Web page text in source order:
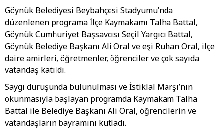
Göynük Belediyesi Beybahçesi Stadyumu’nda
düzenlenen programa İlçe Kaymakamı Talha Battal,
Göynük Cumhuriyet Başsavcısı Seçil Yargıcı Battal,
Göynük Belediye Başkanı Ali Oral ve eşi Ruhan Oral, ilçe
daire amirleri, öğretmenler, öğrenciler ve çok sayıda
vatandaş katıldı.
Saygı duruşunda bulunulması ve İstiklal Marşı’nın
okunmasıyla başlayan programda Kaymakam Talha
Battal ile Belediye Başkanı Ali Oral, öğrencilerin ve
vatandaşların bayramını kutladı.